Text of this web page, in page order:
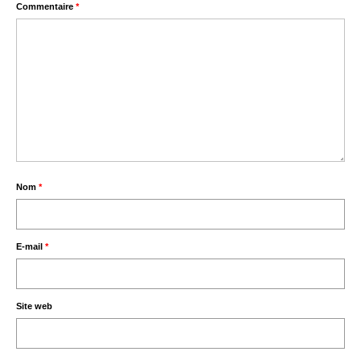
Commentaire *
Nom *
E-mail *
Site web